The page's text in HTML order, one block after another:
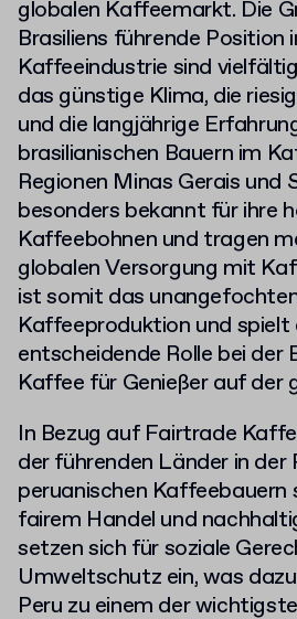
globalen Kaffeemarkt. Die
Brasiliens führende Position
Kaffeeindustrie sind
das günstige Klima, die
und die langjährige
brasilianischen Bauern im
Regionen Minas Gerais und
besonders bekannt für ihre
Kaffeebohnen und tragen
globalen Versorgung mit
ist somit das
Kaffeeproduktion und spielt
entscheidende Rolle bei der
Kaffee für Genießer auf der
In Bezug auf Fairtrade
der führenden Länder in der
peruanischen Kaffeebauern
fairem Handel und
setzen sich für soziale
Umweltschutz ein, was
Peru zu einem der